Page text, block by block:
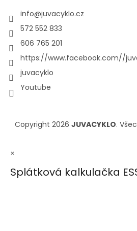
info@juvacyklo.cz
572 552 833
606 765 201
https://www.facebook.com//
juvacyklo
Youtube
Copyright 2026 JUVACYKLO.
×
Splátková kalkulačka